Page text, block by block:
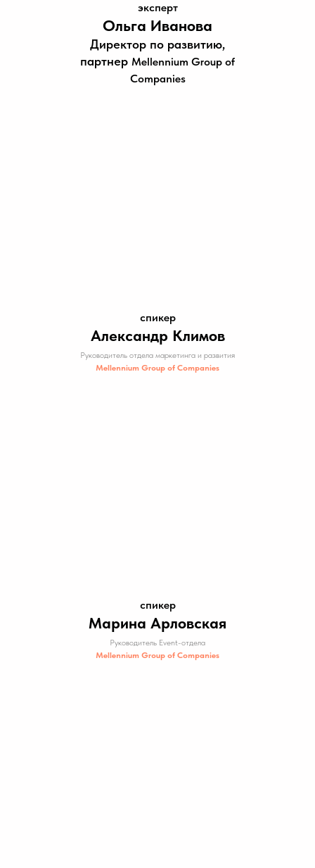
эксперт
Ольга Иванова
Директор по развитию,
партнер Mellennium Group of
Companies
спикер
Александр Климов
Руководитель отдела маркетинга и развития
Mellennium Group of Companies
спикер
Марина Арловская
Руководитель Event-отдела
Mellennium Group of Companies